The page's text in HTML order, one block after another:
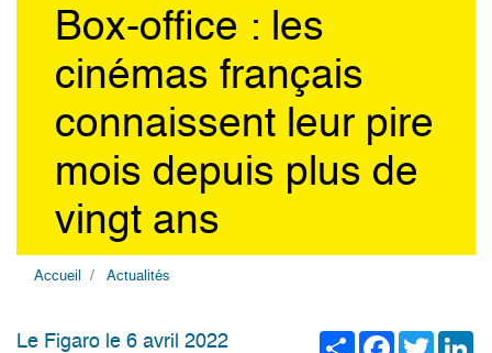
Box-office : les
cinémas français
connaissent leur pire
mois depuis plus de
vingt ans
Accueil Actualités
ShareFacebook
Twitter
Le Figaro le 6 avril 2022